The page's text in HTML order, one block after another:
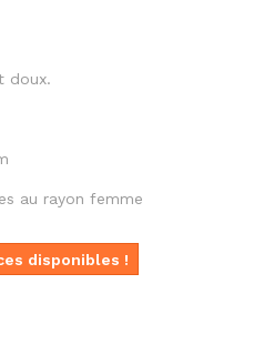
doux.
au rayon femme
disponibles !